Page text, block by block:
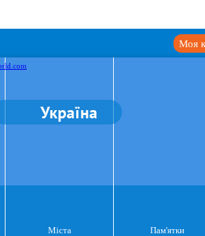
Моя
Україна
Міста Пам'ятки